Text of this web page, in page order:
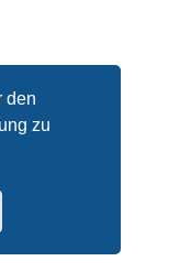
den
zu